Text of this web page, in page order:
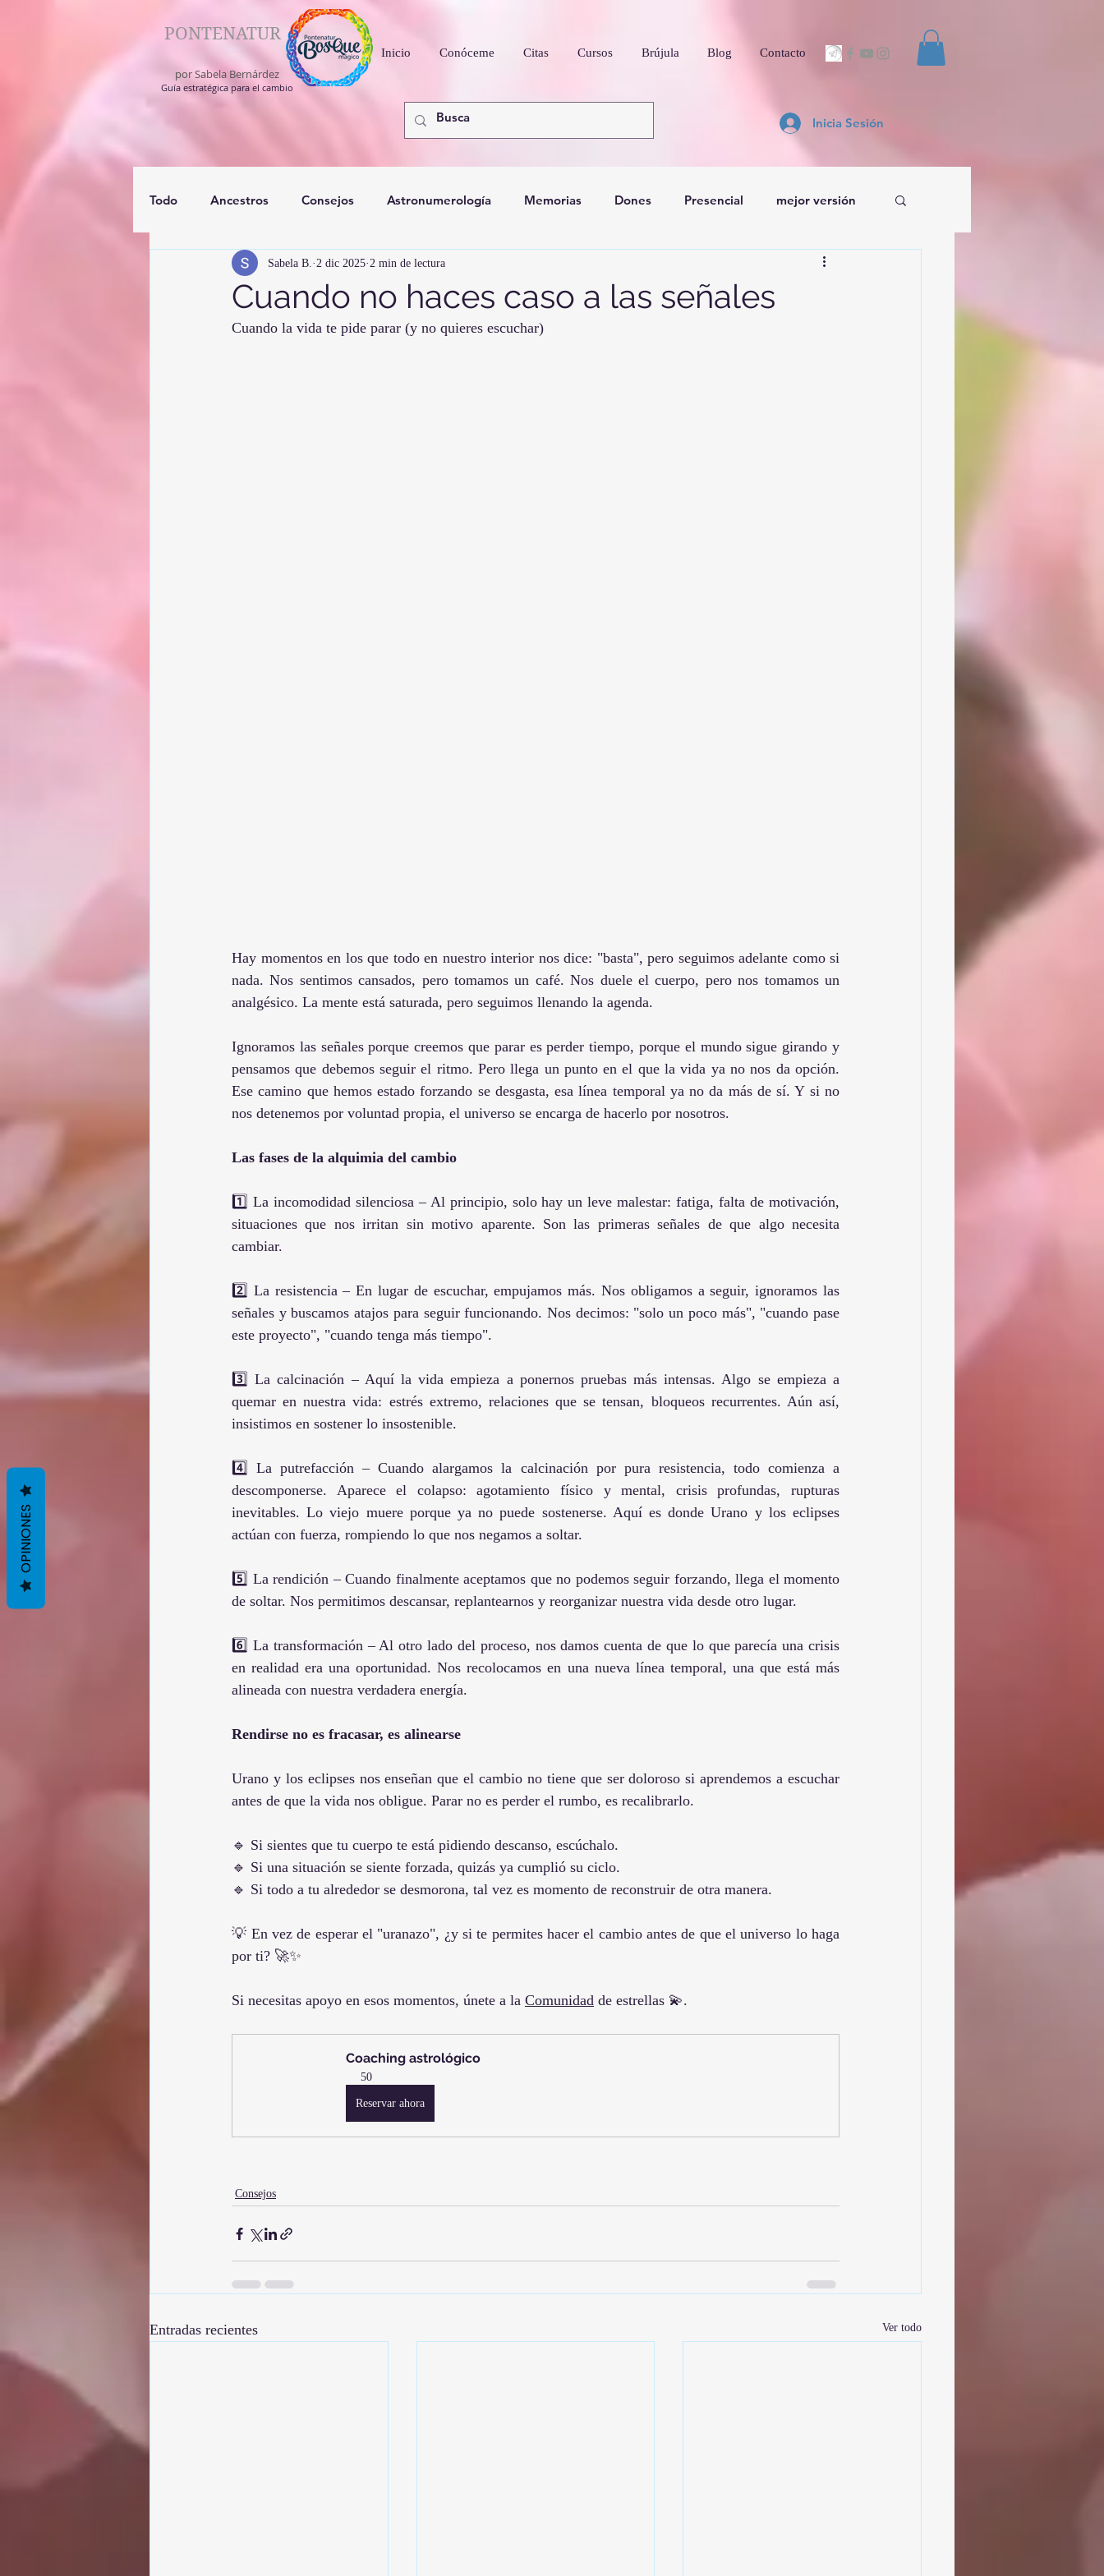
PONTENATUR
por Sabela Bernárdez
Guía estratégica para el cambio
Inicio Conóceme Citas Cursos Brújula Blog Contacto
Inicia Sesión
Todo Ancestros Consejos Astronumerología Memorias Dones Presencial mejor versión
registros akashico mediumnidad
Cuando no haces caso a las señales
Sabela B. 2 dic 2025 2 min de lectura
Cuando la vida te pide parar (y no quieres escuchar)
Hay momentos en los que todo en nuestro interior nos dice: "basta", pero seguimos adelante como si
nada. Nos sentimos cansados, pero tomamos un café. Nos duele el cuerpo, pero nos tomamos un
analgésico. La mente está saturada, pero seguimos llenando la agenda.
Ignoramos las señales porque creemos que parar es perder tiempo, porque el mundo sigue girando y
pensamos que debemos seguir el ritmo. Pero llega un punto en el que la vida ya no nos da opción.
Ese camino que hemos estado forzando se desgasta, esa línea temporal ya no da más de sí. Y si no
nos detenemos por voluntad propia, el universo se encarga de hacerlo por nosotros.
Las fases de la alquimia del cambio
1️⃣ La incomodidad silenciosa – Al principio, solo hay un leve malestar: fatiga, falta de motivación,
situaciones que nos irritan sin motivo aparente. Son las primeras señales de que algo necesita
cambiar.
2️⃣ La resistencia – En lugar de escuchar, empujamos más. Nos obligamos a seguir, ignoramos las
señales y buscamos atajos para seguir funcionando. Nos decimos: "solo un poco más", "cuando pase
este proyecto", "cuando tenga más tiempo".
3️⃣ La calcinación – Aquí la vida empieza a ponernos pruebas más intensas. Algo se empieza a
quemar en nuestra vida: estrés extremo, relaciones que se tensan, bloqueos recurrentes. Aún así,
insistimos en sostener lo insostenible.
4️⃣ La putrefacción – Cuando alargamos la calcinación por pura resistencia, todo comienza a
descomponerse. Aparece el colapso: agotamiento físico y mental, crisis profundas, rupturas
inevitables. Lo viejo muere porque ya no puede sostenerse. Aquí es donde Urano y los eclipses
actúan con fuerza, rompiendo lo que nos negamos a soltar.
5️⃣ La rendición – Cuando finalmente aceptamos que no podemos seguir forzando, llega el momento
de soltar. Nos permitimos descansar, replantearnos y reorganizar nuestra vida desde otro lugar.
6️⃣ La transformación – Al otro lado del proceso, nos damos cuenta de que lo que parecía una crisis
en realidad era una oportunidad. Nos recolocamos en una nueva línea temporal, una que está más
alineada con nuestra verdadera energía.
Rendirse no es fracasar, es alinearse
Urano y los eclipses nos enseñan que el cambio no tiene que ser doloroso si aprendemos a escuchar
antes de que la vida nos obligue. Parar no es perder el rumbo, es recalibrarlo.
🔹 Si sientes que tu cuerpo te está pidiendo descanso, escúchalo.
🔹 Si una situación se siente forzada, quizás ya cumplió su ciclo.
🔹 Si todo a tu alrededor se desmorona, tal vez es momento de reconstruir de otra manera.
💡 En vez de esperar el "uranazo", ¿y si te permites hacer el cambio antes de que el universo lo haga
por ti? 🚀✨
Si necesitas apoyo en esos momentos, únete a la Comunidad de estrellas 💫.
Coaching astrológico
50
Reservar ahora
Consejos
Entradas recientes Ver todo
OPINIONES